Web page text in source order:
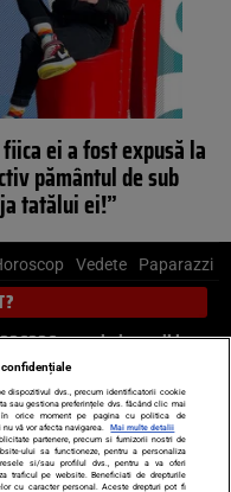
ei a fost expusă la
pământul de sub
tatălui ei!”
Vedete Paparazzi
sau trimite mail la
Politică
de vise
LIFE STYLE
confidențiale
dvs., precum identificatorii cookie
sau gestiona preferințele dvs. făcând clic mai
orice moment pe pagina cu politica de
vă vor afecta navigarea.
Mai multe detalii
partenere, precum si furnizorii nostri de
ului sa functioneze, pentru a personaliza
si/sau profilul dvs., pentru a va oferi
traficul pe website. Beneficiati de drepturile
cu caracter personal. Aceste drepturi pot fi